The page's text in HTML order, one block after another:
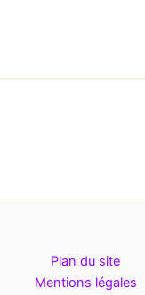
Plan du site
Mentions légales